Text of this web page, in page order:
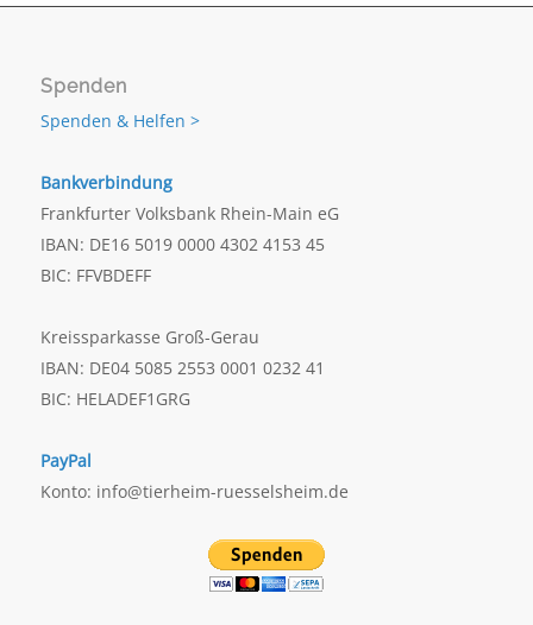
Spenden
Spenden & Helfen >
Bankverbindung
Frankfurter Volksbank Rhein-Main eG
IBAN: DE16 5019 0000 4302 4153 45
BIC: FFVBDEFF
Kreissparkasse Groß-Gerau
IBAN: DE04 5085 2553 0001 0232 41
BIC: HELADEF1GRG
PayPal
Konto: info@tierheim-ruesselsheim.de